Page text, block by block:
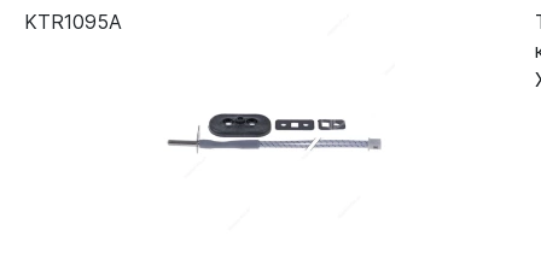
KTR1095A